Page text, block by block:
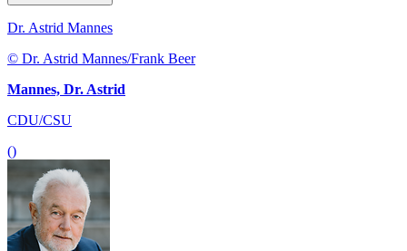
Dr. Astrid Mannes
© Dr. Astrid Mannes/Frank Beer
Mannes, Dr. Astrid
CDU/CSU
()